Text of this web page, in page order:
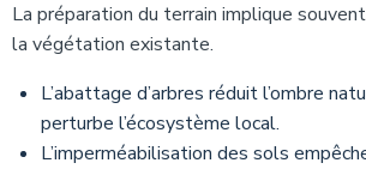
La préparation du terrain implique
la végétation existante.
L’abattage d’arbres réduit l’ombre
perturbe l’écosystème local.
L’imperméabilisation des sols